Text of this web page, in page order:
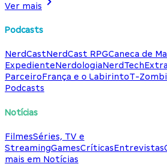
Ver mais
Podcasts
NerdCastNerdCast RPGCaneca de
ExpedienteNerdologiaNerdTech
ParceiroFrança e o LabirintoT-
Podcasts
Notícias
FilmesSéries, TV e
StreamingGamesCríticasEntrevistas
mais em Notícias